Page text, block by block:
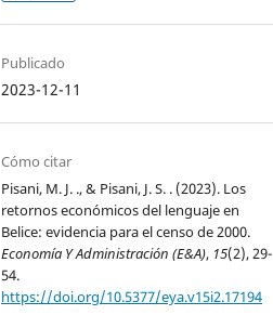
Publicado
2023-12-11
Cómo citar
Pisani, M. J. ., & Pisani, J. S. . (2023). Los
retornos económicos del lenguaje en
Belice: evidencia para el censo de 2000.
Economía Y Administración (E&A), 15(2), 29-
54.
https://doi.org/10.5377/eya.v15i2.17194